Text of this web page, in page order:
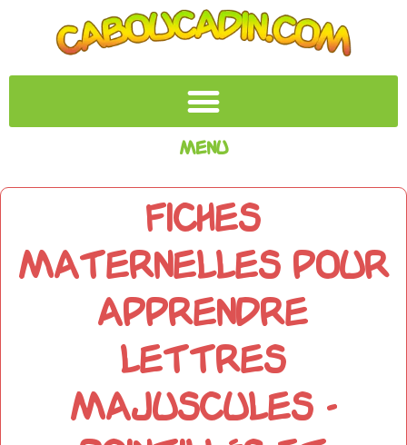
Menu
Fiches
maternelles pour
apprendre
lettres
majuscules -